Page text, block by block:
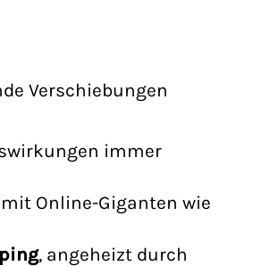
Verschiebungen
immer
mit Online-Giganten wie
, angeheizt durch